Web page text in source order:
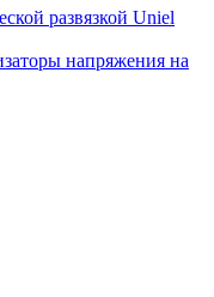
развязкой Uniel
напряжения на